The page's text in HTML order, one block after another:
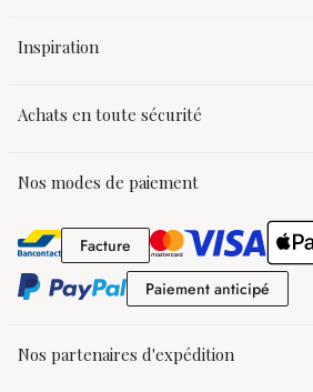
Inspiration
Achats en toute sécurité
Nos modes de paiement
FactureFacture
Paiement anticipé
Nos partenaires d'expédition